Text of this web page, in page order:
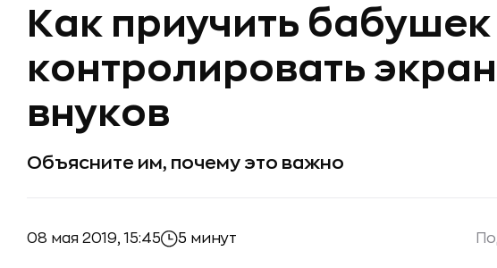
Как приучить
контролировать
внуков
Объясните им, почему это важно
08 мая 2019, 15:45 5 минут